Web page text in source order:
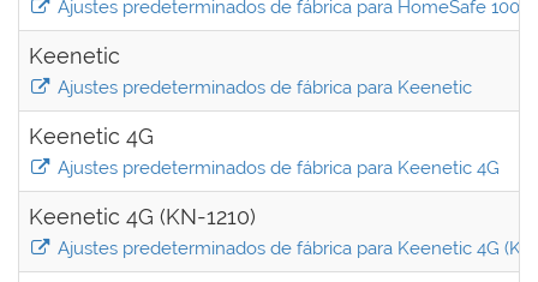
Ajustes predeterminados de fábrica para HomeSafe 100W
Keenetic
Ajustes predeterminados de fábrica para Keenetic
Keenetic 4G
Ajustes predeterminados de fábrica para Keenetic 4G
Keenetic 4G (KN-1210)
Ajustes predeterminados de fábrica para Keenetic 4G